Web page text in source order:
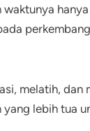
melatih, dan
lebih tua